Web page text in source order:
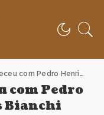
Pedro Henrique Torres Bianchi
com Pedro
Bianchi